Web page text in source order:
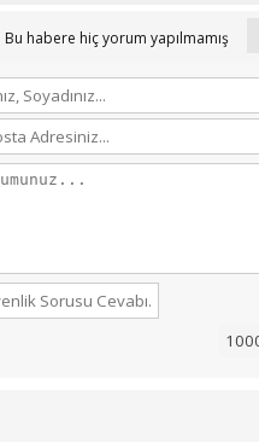
Bu habere hiç yorum yapılmamış